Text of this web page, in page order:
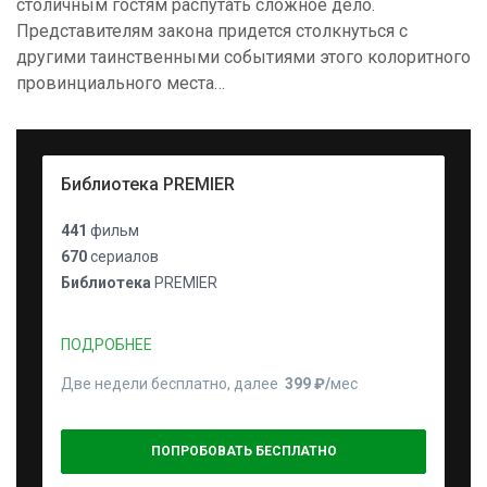
столичным гостям распутать сложное дело.
Представителям закона придется столкнуться с
другими таинственными событиями этого колоритного
провинциального места…
Библиотека PREMIER
441 фильм
670сериалов
Библиотека PREMIER
ПОДРОБНЕЕ
Две недели бесплатно, далее 399 ₽⁠/⁠мес
ПОПРОБОВАТЬ БЕСПЛАТНО